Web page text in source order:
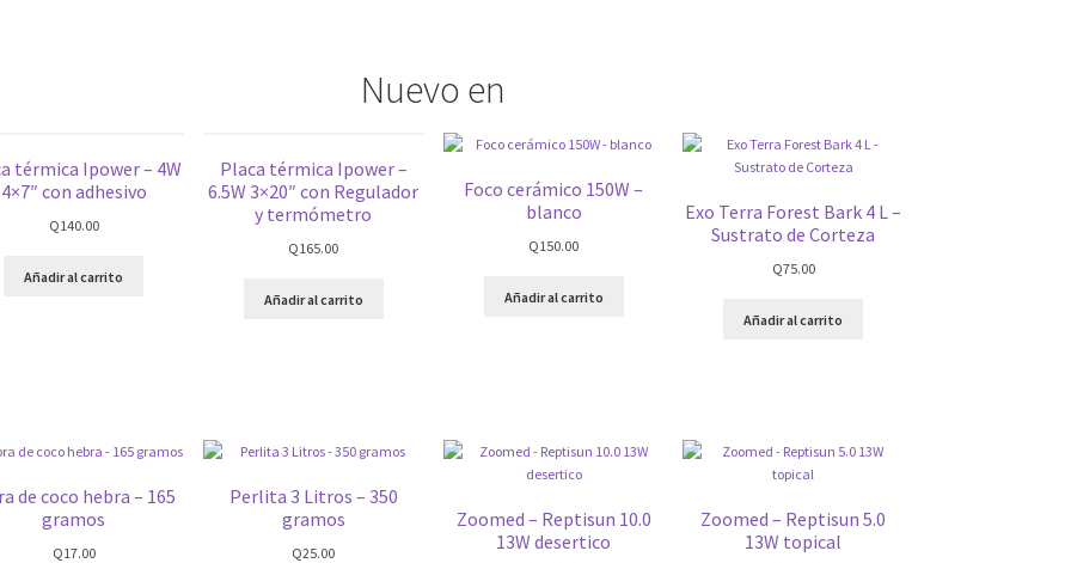
Nuevo en
térmica Ipower – 4W
4×7″ con adhesivo
Q140.00
Añadir al carrito
Placa térmica Ipower –
6.5W 3×20″ con Regulador
y termómetro
Q165.00
Añadir al carrito
Foco cerámico 150W –
blanco
Q150.00
Añadir al carrito
Exo Terra Forest Bark 4 L –
Sustrato de Corteza
Q75.00
Añadir al carrito
de coco hebra – 165
gramos
Q17.00
Perlita 3 Litros – 350
gramos
Q25.00
Zoomed – Reptisun 10.0
13W desertico
Zoomed – Reptisun 5.0
13W topical